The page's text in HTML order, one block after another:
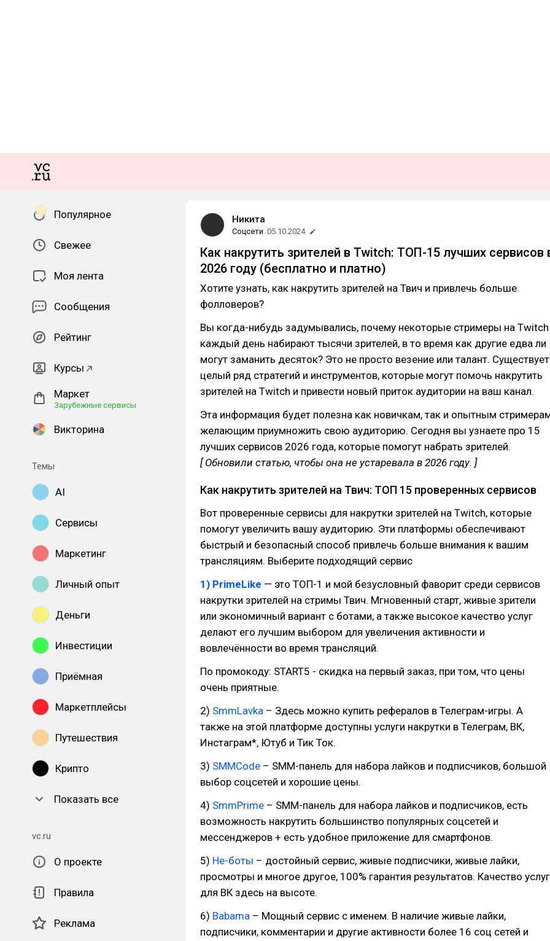
Популярное
Свежее
Моя лента
Сообщения
Рейтинг
Курсы
Маркет
Зарубежные сервисы
Викторина
Темы
AI
Сервисы
Маркетинг
Личный опыт
Деньги
Инвестиции
Приёмная
Маркетплейсы
Путешествия
Крипто
Показать все
vc.ru
О проекте
Правила
Реклама
Никита
Соцсети 05.10.2024
Как накрутить зрителей в Twitch: ТОП-15 лучших сервисов
2026 году (бесплатно и платно)
Хотите узнать, как накрутить зрителей на Твич и привлечь больше
фолловеров?
Вы когда-нибудь задумывались, почему некоторые стримеры на Twitch
каждый день набирают тысячи зрителей, в то время как другие едва ли
могут заманить десяток? Это не просто везение или талант. Существует
целый ряд стратегий и инструментов, которые могут помочь накрутить
зрителей на Twitch и привести новый приток аудитории на ваш канал.
Эта информация будет полезна как новичкам, так и опытным
желающим приумножить свою аудиторию. Сегодня вы узнаете про 15
лучших сервисов 2026 года, которые помогут набрать зрителей.
[ Обновили статью, чтобы она не устаревала в 2026 году. ]
Как накрутить зрителей на Твич: ТОП 15 проверенных сервисов
Вот проверенные сервисы для накрутки зрителей на Twitch, которые
помогут увеличить вашу аудиторию. Эти платформы обеспечивают
быстрый и безопасный способ привлечь больше внимания к вашим
трансляциям. Выберите подходящий сервис
1) PrimeLike — это ТОП-1 и мой безусловный фаворит среди сервисов
накрутки зрителей на стримы Твич. Мгновенный старт, живые зрители
или экономичный вариант с ботами, а также высокое качество услуг
делают его лучшим выбором для увеличения активности и
вовлечённости во время трансляций.
По промокоду: START5 - скидка на первый заказ, при том, что цены
очень приятные.
2) SmmLavka – Здесь можно купить рефералов в Телеграм-игры. А
также на этой платформе доступны услуги накрутки в Телеграм, ВК,
Инстаграм*, Ютуб и Тик Ток.
3) SMMCode – SMM-панель для набора лайков и подписчиков, большой
выбор соцсетей и хорошие цены.
4) SmmPrime – SMM-панель для набора лайков и подписчиков, есть
возможность накрутить большинство популярных соцсетей и
мессенджеров + есть удобное приложение для смартфонов.
5) Не-боты – достойный сервис, живые подписчики, живые лайки,
просмотры и многое другое, 100% гарантия результатов. Качество услуг
для ВК здесь на высоте.
6) Babama – Мощный сервис с именем. В наличие живые лайки,
подписчики, комментарии и другие активности более 16 соц сетей и